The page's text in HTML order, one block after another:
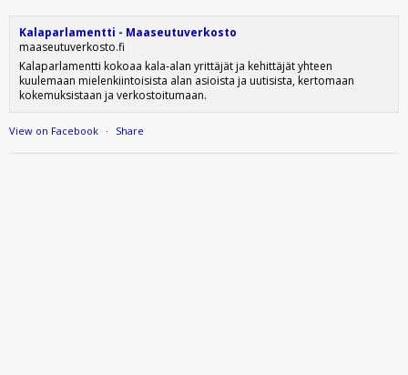
Kalaparlamentti - Maaseutuverkosto
maaseutuverkosto.fi
Kalaparlamentti kokoaa kala-alan yrittäjät ja kehittäjät yhteen
kuulemaan mielenkiintoisista alan asioista ja uutisista, kertomaan
kokemuksistaan ja verkostoitumaan.
View on Facebook · Share